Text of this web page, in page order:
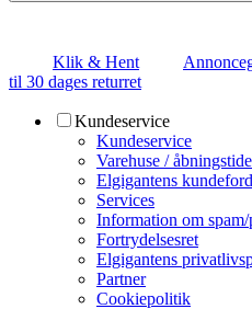
Klik & Hent
til 30 dages returret
Kundeservice
Kundeservice
Varehuse /
Elgigantens
Services
Information om
Fortrydelsesret
Elgigantens
Partner
Cookiepolitik